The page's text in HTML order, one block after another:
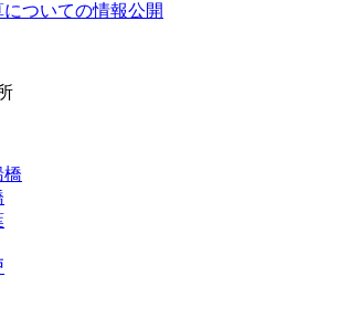
ついての情報公開
橋